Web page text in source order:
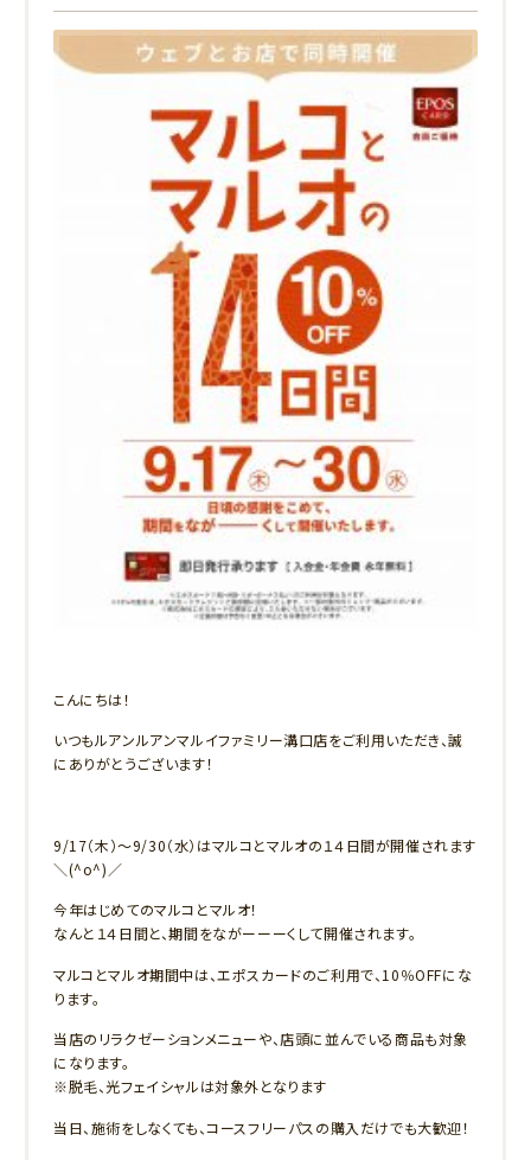
こんにちは！
いつもルアンルアンマルイファミリー溝口店をご利用いただき、誠
にありがとうございます！
9/17（木）～9/30（水）はマルコとマルオの１４日間が開催されます
＼(^o^)／
今年はじめてのマルコとマルオ！
なんと１４日間と、期間をながーーーくして開催されます。
マルコとマルオ期間中は、エポスカードのご利用で、10％OFFにな
ります。
当店のリラクゼーションメニューや、店頭に並んでいる商品も対象
になります。
※脱毛、光フェイシャルは対象外となります
当日、施術をしなくても、コースフリーパスの購入だけでも大歓迎！